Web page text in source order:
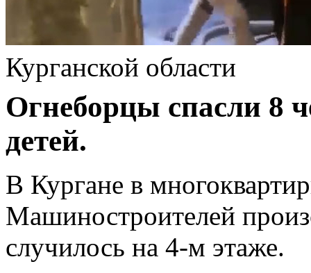
Курганской области
Огнеборцы спасли 8
детей.
В Кургане в
Машиностроителей
случилось на 4‑м этаже.